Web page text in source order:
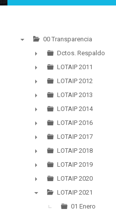
00 Transparencia
►
Dctos. Respaldo
►
LOTAIP 2011
►
LOTAIP 2012
►
LOTAIP 2013
►
LOTAIP 2014
►
LOTAIP 2016
►
LOTAIP 2017
►
LOTAIP 2018
►
LOTAIP 2019
►
LOTAIP 2020
LOTAIP 2021
01 Enero